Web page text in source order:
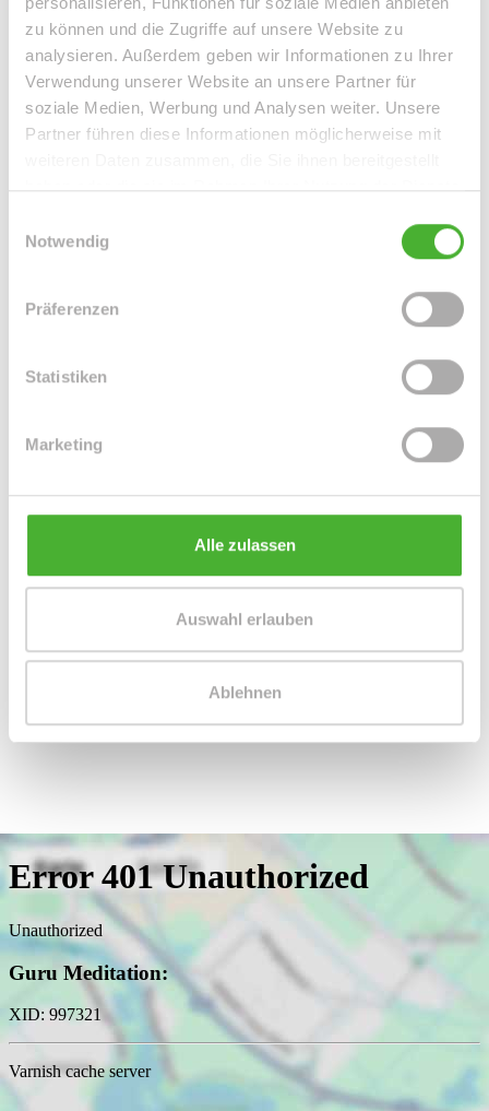
zu können und die Zugriffe auf unsere Website zu
analysieren. Außerdem geben wir Informationen zu Ihrer
Verwendung unserer Website an unsere Partner für
soziale Medien, Werbung und Analysen weiter. Unsere
Partner führen diese Informationen möglicherweise mit
haben oder die sie im Rahmen Ihrer Nutzung der Dienste
Notwendig
Präferenzen
Statistiken
Marketing
Alle zulassen
Auswahl erlauben
Ablehnen
Die 65,00m² dieser Wohnung bieten einige Möglichkeiten
zur individuellen Entfaltung mit allem erdenklichem
Komfort.
Des Weiteren gibt es ein separates Kellerabteil, welches
Lassen Sie sich von dieser Wohneinheit verzaubern. LE
APIS Immobilien lädt Sie gerne auf eine Besichtigung ein!
Telefax: 004934298549075
Mobil: 004915254250755
info@le-apis-immobilien.de